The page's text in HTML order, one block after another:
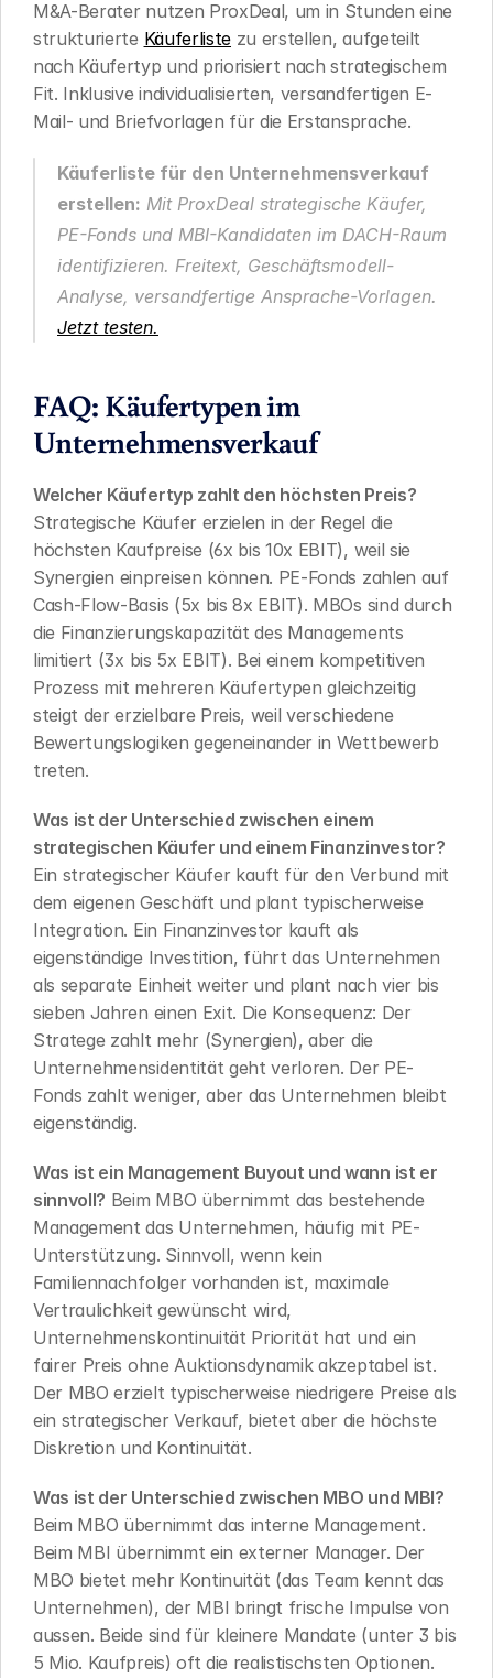
M&A-Berater nutzen ProxDeal, um in Stunden eine
strukturierte Käuferliste zu erstellen, aufgeteilt
nach Käufertyp und priorisiert nach strategischem
Fit. Inklusive individualisierten, versandfertigen E-
Mail- und Briefvorlagen für die Erstansprache.
Käuferliste für den Unternehmensverkauf
erstellen: Mit ProxDeal strategische Käufer,
PE-Fonds und MBI-Kandidaten im DACH-Raum
identifizieren. Freitext, Geschäftsmodell-
Jetzt testen.
FAQ: Käufertypen im
Unternehmensverkauf
Welcher Käufertyp zahlt den höchsten Preis?
Strategische Käufer erzielen in der Regel die
höchsten Kaufpreise (6x bis 10x EBIT), weil sie
Synergien einpreisen können. PE-Fonds zahlen auf
Cash-Flow-Basis (5x bis 8x EBIT). MBOs sind durch
die Finanzierungskapazität des Managements
limitiert (3x bis 5x EBIT). Bei einem kompetitiven
Prozess mit mehreren Käufertypen gleichzeitig
steigt der erzielbare Preis, weil verschiedene
Bewertungslogiken gegeneinander in Wettbewerb
treten.
Was ist der Unterschied zwischen einem
strategischen Käufer und einem Finanzinvestor?
Ein strategischer Käufer kauft für den Verbund mit
dem eigenen Geschäft und plant typischerweise
Integration. Ein Finanzinvestor kauft als
eigenständige Investition, führt das Unternehmen
als separate Einheit weiter und plant nach vier bis
sieben Jahren einen Exit. Die Konsequenz: Der
Stratege zahlt mehr (Synergien), aber die
Unternehmensidentität geht verloren. Der PE-
Fonds zahlt weniger, aber das Unternehmen bleibt
eigenständig.
Was ist ein Management Buyout und wann ist er
sinnvoll? Beim MBO übernimmt das bestehende
Management das Unternehmen, häufig mit PE-
Unterstützung. Sinnvoll, wenn kein
Familiennachfolger vorhanden ist, maximale
Vertraulichkeit gewünscht wird,
Unternehmenskontinuität Priorität hat und ein
fairer Preis ohne Auktionsdynamik akzeptabel ist.
Der MBO erzielt typischerweise niedrigere Preise als
ein strategischer Verkauf, bietet aber die höchste
Diskretion und Kontinuität.
Was ist der Unterschied zwischen MBO und MBI?
Beim MBO übernimmt das interne Management.
Beim MBI übernimmt ein externer Manager. Der
MBO bietet mehr Kontinuität (das Team kennt das
Unternehmen), der MBI bringt frische Impulse von
aussen. Beide sind für kleinere Mandate (unter 3 bis
5 Mio. Kaufpreis) oft die realistischsten Optionen.